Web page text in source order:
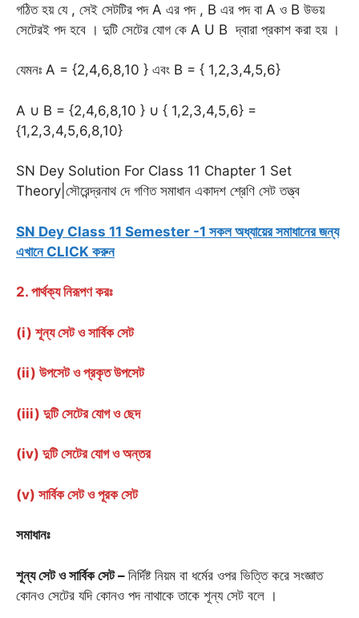
গঠিত হয় যে , সেই সেটটির পদ A এর পদ , B এর পদ বা A ও B উভয়
সেটেরই পদ হবে । দুটি সেটের যোগ কে A U B দ্বারা প্রকাশ করা হয় ।
যেমনঃ A = {2,4,6,8,10 } এবং B = { 1,2,3,4,5,6}
A ∪ B = {2,4,6,8,10 } ∪ { 1,2,3,4,5,6} =
{1,2,3,4,5,6,8,10}
SN Dey Solution For Class 11 Chapter 1 Set
Theory|সৌরেন্দ্রনাথ দে গণিত সমাধান একাদশ শ্রেণি সেট তত্ত্ব
SN Dey Class 11 Semester -1 সকল অধ্যায়ের সমাধানের জন্য
এখানে CLICK করুন
2. পার্থক্য নিরূপণ করঃ
(i) শূন্য সেট ও সার্বিক সেট
(ii) উপসেট ও প্রকৃত উপসেট
(iii) দুটি সেটের যোগ ও ছেদ
(iv) দুটি সেটের যোগ ও অন্তর
(v) সার্বিক সেট ও পূরক সেট
সমাধানঃ
শূন্য সেট ও সার্বিক সেট – নির্দিষ্ট নিয়ম বা ধর্মের ওপর ভিত্তি করে সংজ্ঞাত
কোনও সেটের যদি কোনও পদ নাথাকে তাকে শূন্য সেট বলে ।